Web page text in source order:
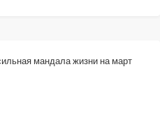
мандала жизни на март